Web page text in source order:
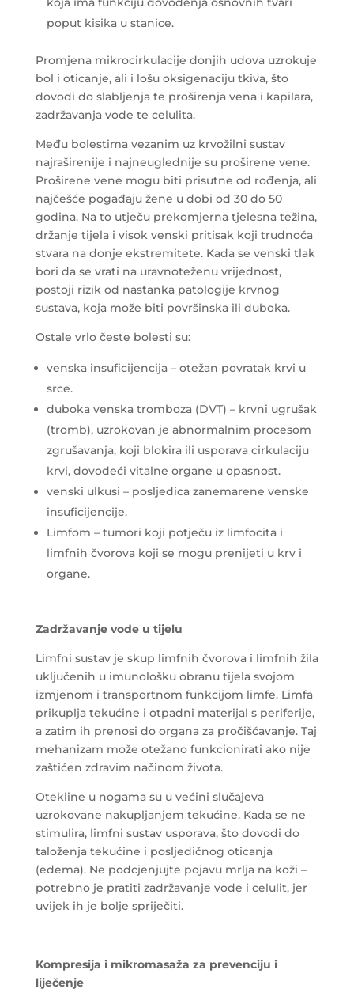
poput kisika u stanice.
Promjena mikrocirkulacije donjih udova uzrokuje
bol i oticanje, ali i lošu oksigenaciju tkiva, što
dovodi do slabljenja te proširenja vena i kapilara,
zadržavanja vode te celulita.
Među bolestima vezanim uz krvožilni sustav
najraširenije i najneuglednije su proširene vene.
Proširene vene mogu biti prisutne od rođenja, ali
najčešće pogađaju žene u dobi od 30 do 50
godina. Na to utječu prekomjerna tjelesna težina,
držanje tijela i visok venski pritisak koji trudnoća
stvara na donje ekstremitete. Kada se venski tlak
bori da se vrati na uravnoteženu vrijednost,
postoji rizik od nastanka patologije krvnog
sustava, koja može biti površinska ili duboka.
Ostale vrlo česte bolesti su:
venska insuficijencija – otežan povratak krvi u
srce.
duboka venska tromboza (DVT) – krvni ugrušak
(tromb), uzrokovan je abnormalnim procesom
zgrušavanja, koji blokira ili usporava cirkulaciju
krvi, dovodeći vitalne organe u opasnost.
venski ulkusi – posljedica zanemarene venske
insuficijencije.
Limfom – tumori koji potječu iz limfocita i
limfnih čvorova koji se mogu prenijeti u krv i
organe.
Zadržavanje vode u tijelu
Limfni sustav je skup limfnih čvorova i limfnih žila
uključenih u imunološku obranu tijela svojom
izmjenom i transportnom funkcijom limfe. Limfa
prikuplja tekućine i otpadni materijal s periferije,
a zatim ih prenosi do organa za pročišćavanje. Taj
mehanizam može otežano funkcionirati ako nije
zaštićen zdravim načinom života.
Otekline u nogama su u većini slučajeva
uzrokovane nakupljanjem tekućine. Kada se ne
stimulira, limfni sustav usporava, što dovodi do
taloženja tekućine i posljedičnog oticanja
(edema). Ne podcjenjujte pojavu mrlja na koži –
potrebno je pratiti zadržavanje vode i celulit, jer
uvijek ih je bolje spriječiti.
Kompresija i mikromasaža za prevenciju i
liječenje